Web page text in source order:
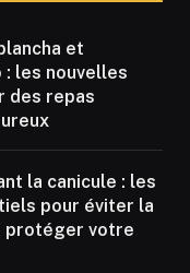
et
: les nouvelles
des repas
la canicule : les
pour éviter la
protéger votre